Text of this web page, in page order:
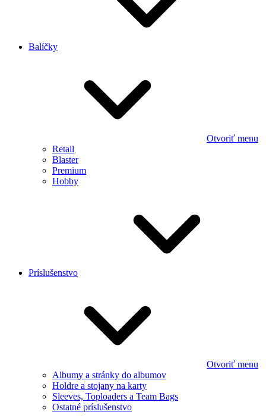
Balíčky
Otvoriť menu
Retail
Blaster
Premium
Hobby
Príslušenstvo
Otvoriť menu
Albumy a stránky do albumov
Holdre a stojany na karty
Sleeves, Toploaders a Team Bags
Ostatné príslušenstvo